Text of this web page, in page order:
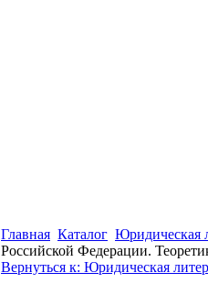
Главная Каталог Юридическая
Российской Федерации.
Вернуться к: Юридическая